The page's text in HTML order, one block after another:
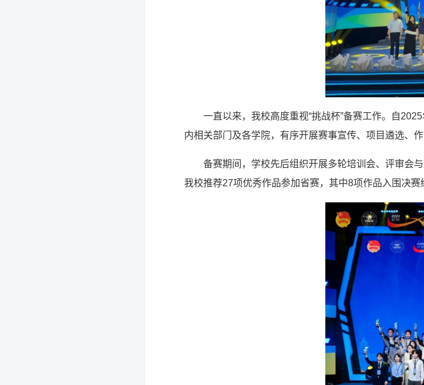
一直以来，我校高度重视“挑战杯”备赛工作。自
内相关部门及各学院，有序开展赛事宣传、项目遴选、
备赛期间，学校先后组织开展多轮培训会、评审会
我校推荐27项优秀作品参加省赛，其中8项作品入围决赛